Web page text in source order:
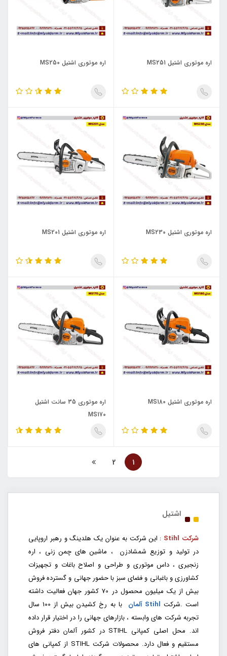
اره موتوری اشتیل MS251 اره موتوری اشتیل MS250
اره موتوری اشتیل MS230 اره موتوری اشتیل MS201
اره موتوری اشتیل MS180
اره موتوری 35 سانت اشتیل
MS170
1
2
اشتیل
شرکت Stihl
: این شرکت به عنوان یک هلدینگ و رهبر اروپایی
در تولید و توزیع شمشادزن ، ماشین های چمن زنی ، اره
زنجیری ، داس موتوری و طراحی و اصلاح باغات و تجهیزات
کشاورزی و باغبانی و فضای سبز با حضور جهانی و گسترده فروش
بیش از یک میلیون محصول در 70 کشور جهان فعالیت داشته
است .شرکت
با به رخ کشیدن بیش از 100 سال
تجربه شرکت های وابسته ، بازارهای جهانی را در اختیار قرار داده
اند. محل اصلی کمپانی STIHL در کشور آلمان دفتر فروش
مستقیم و فعال دارد. محصولات شرکت STIHL از کمپانی های